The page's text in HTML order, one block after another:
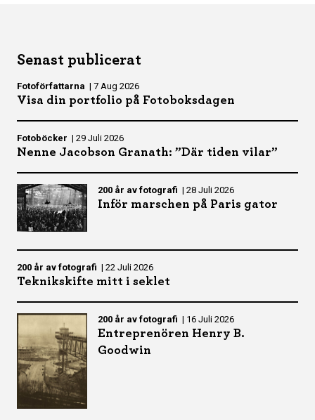
Senast publicerat
Fotoförfattarna | 7 Aug 2026
Visa din portfolio på Fotoboksdagen
Fotoböcker | 29 Juli 2026
Nenne Jacobson Granath: ”Där tiden vilar”
200 år av fotografi | 28 Juli 2026
Inför marschen på Paris gator
200 år av fotografi | 22 Juli 2026
Teknikskifte mitt i seklet
200 år av fotografi | 16 Juli 2026
Entreprenören Henry B.
Goodwin